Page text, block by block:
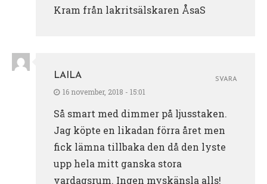
Kram från lakritsälskaren ÅsaS
LAILA
16 november, 2018 - 15:01
Så smart med dimmer på ljusstaken.
Jag köpte en likadan förra året men
fick lämna tillbaka den då den lyste
upp hela mitt ganska stora
vardagsrum. Ingen myskänsla alls!
SVARA